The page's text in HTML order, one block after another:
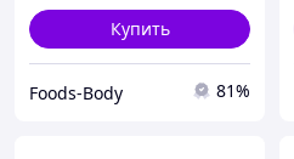
Купить
Foods-Body 81%